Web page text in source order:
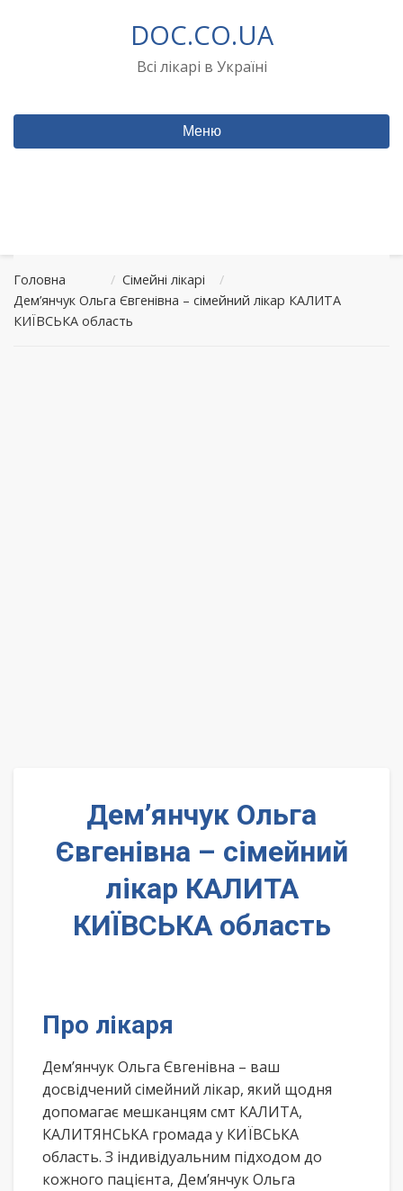
DOC.CO.UA
Всі лікарі в Україні
Меню
Головна / Сімейні лікарі
/
Дем’янчук Ольга Євгенівна – сімейний лікар КАЛИТА
КИЇВСЬКА область
Дем’янчук Ольга
Євгенівна – сімейний
лікар КАЛИТА
КИЇВСЬКА область
Про лікаря
Дем’янчук Ольга Євгенівна – ваш
досвідчений сімейний лікар, який щодня
допомагає мешканцям смт КАЛИТА,
КАЛИТЯНСЬКА громада у КИЇВСЬКА
область. З індивідуальним підходом до
кожного пацієнта, Дем’янчук Ольга